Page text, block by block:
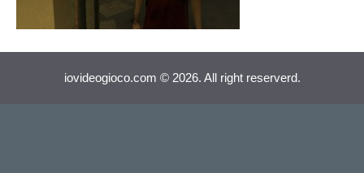
iovideogioco.com © 2026. All right reserverd.